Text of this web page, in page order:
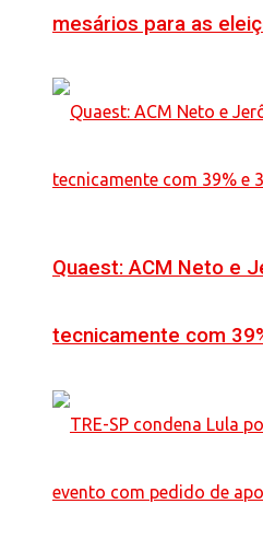
mesários para as
Quaest: ACM Neto e
tecnicamente com